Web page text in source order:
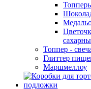
Топпер -
Глиттер
Маршмеллоу